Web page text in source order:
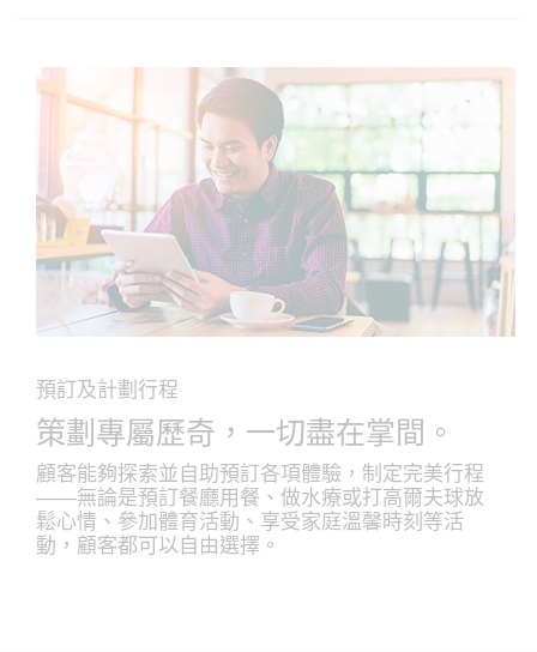
預訂及計劃行程
策劃專屬歷奇，一切盡在掌間。
顧客能夠探索並自助預訂各項體驗，制定完美行程
——無論是預訂餐廳用餐、做水療或打高爾夫球放
鬆心情、參加體育活動、享受家庭溫馨時刻等活
動，顧客都可以自由選擇。